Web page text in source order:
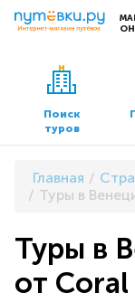
Сервисы
Бронирование
Трансфер
Поиск
туров
Главная
Туры в
Туры в
от Coral